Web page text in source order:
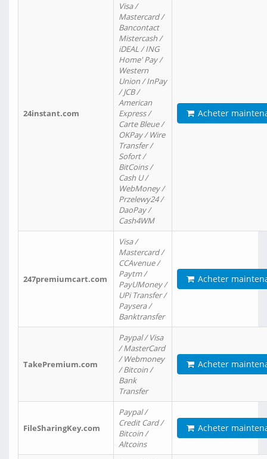
24instant.com
Visa /
Mastercard /
Bancontact
Mistercash /
iDEAL / ING
Home' Pay /
Western
Union / InPay
/ JCB /
American
Express /
Carte Bleue /
OKPay / Wire
Transfer /
Sofort /
BitCoins /
Cash U /
WebMoney /
Przelewy24 /
DaoPay /
Cash4WM
Acheter
247premiumcart.com
Visa /
Mastercard /
CCAvenue /
Paytm /
PayUMoney /
UPi Transfer /
Paysera /
Banktransfer
Acheter
TakePremium.com
Paypal / Visa
/ MasterCard
/ Webmoney
/ Bitcoin /
Bank
Transfer
Acheter
FileSharingKey.com
Paypal /
Credit Card /
Bitcoin /
Altcoins
Acheter